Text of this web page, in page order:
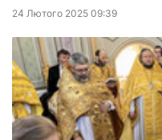
24 Лютого 2025 09:39